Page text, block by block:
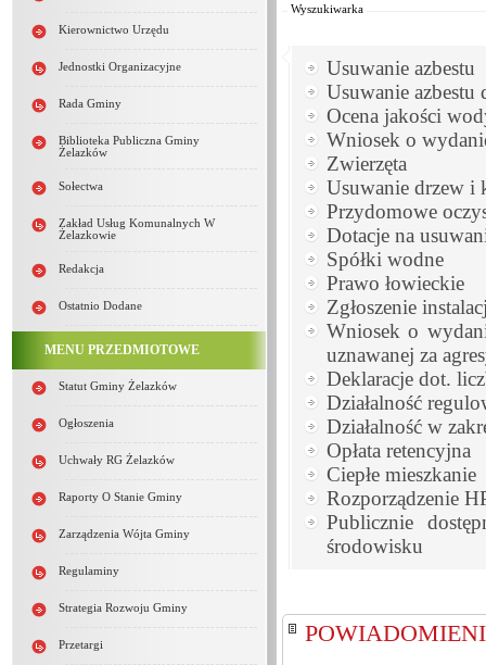
Kierownictwo Urzędu
Jednostki Organizacyjne
Rada Gminy
Biblioteka Publiczna Gminy
Żelazków
Sołectwa
Zakład Usług Komunalnych W
Żelazkowie
Redakcja
Ostatnio Dodane
MENU PRZEDMIOTOWE
Statut Gminy Żelazków
Ogłoszenia
Uchwały RG Żelazków
Raporty O Stanie Gminy
Zarządzenia Wójta Gminy
Regulaminy
Strategia Rozwoju Gminy
Przetargi
Wyszukiwarka
Usuwanie azbestu
Usuwanie
Ocena jakości
Wniosek o
Zwierzęta
Usuwanie drzew i
Przydomowe
Dotacje na
Spółki wodne
Prawo łowieckie
Zgłoszenie
Wniosek o
uznawanej za
Deklaracje dot.
Działalność
Działalność w
Opłata retencyjna
Ciepłe mieszkanie
Rozporządzenie
Publicznie
środowisku